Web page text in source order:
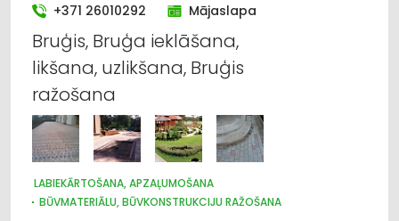
Jumtu segumi
Apdares materiāli: tirdzniecība
Apdares materiāli: vairumtirdzniecība
Celtniecības tehnika un iekārtas; noma
Celtniecības tehnika un iekārtas; tirdzniecība,
+371 26010292 Mājaslapa
Bruģis, Bruģa ieklāšana,
likšana, uzlikšana, Bruģis
ražošana
LABIEKĀRTOŠANA, APZAĻUMOŠANA
BŪVMATERIĀLU, BŪVKONSTRUKCIJU RAŽOŠANA